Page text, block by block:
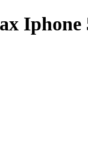
Iphone